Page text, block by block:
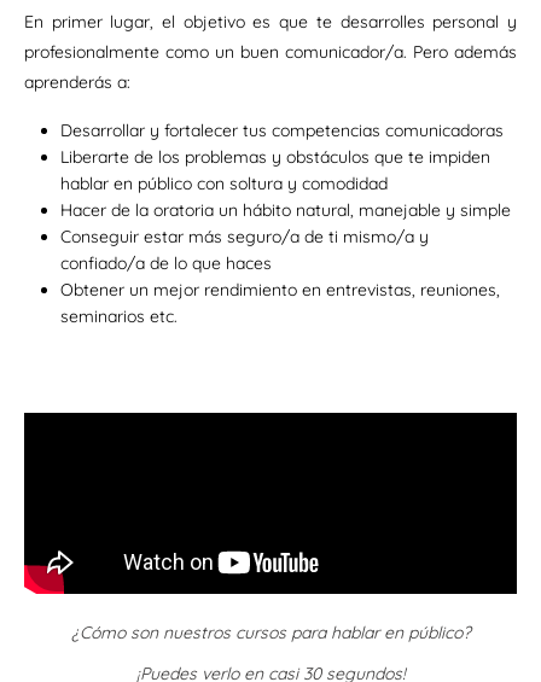
En primer lugar, el objetivo es que te desarrolles personal y
profesionalmente como un buen comunicador/a. Pero además
aprenderás a:
Desarrollar y fortalecer tus competencias comunicadoras
Liberarte de los problemas y obstáculos que te impiden
hablar en público con soltura y comodidad
Hacer de la oratoria un hábito natural, manejable y simple
Conseguir estar más seguro/a de ti mismo/a y
confiado/a de lo que haces
Obtener un mejor rendimiento en entrevistas, reuniones,
seminarios etc.
¿Cómo son nuestros cursos para hablar en público?
¡Puedes verlo en casi 30 segundos!